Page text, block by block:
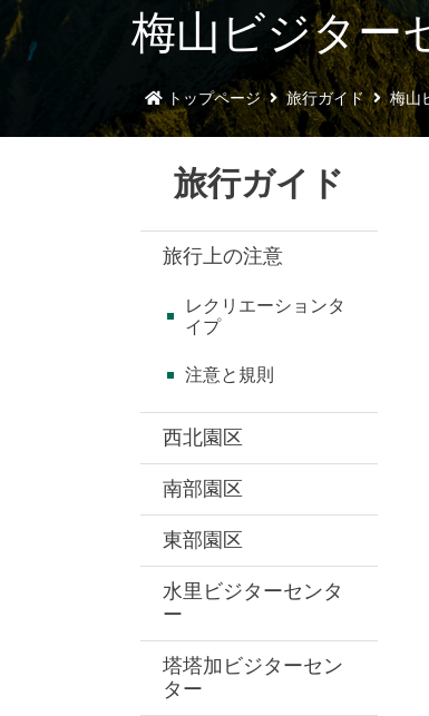
梅山ビジター
トップページ 旅行ガイド 梅山
旅行ガイド
旅行上の注意
レクリエーションタ
イプ
注意と規則
西北園区
南部園区
東部園区
水里ビジターセンタ
ー
塔塔加ビジターセン
ター